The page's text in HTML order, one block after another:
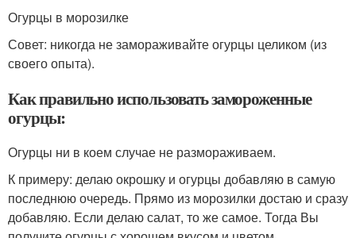
Огурцы в морозилке
Совет: никогда не замораживайте огурцы целиком (из
своего опыта).
Как правильно использовать замороженные
огурцы:
Огурцы ни в коем случае не размораживаем.
К примеру: делаю окрошку и огурцы добавляю в самую
последнюю очередь. Прямо из морозилки достаю и сразу
добавляю. Если делаю салат, то же самое. Тогда Вы